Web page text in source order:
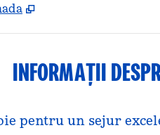
,
INFORMAȚII
pentru un sejur